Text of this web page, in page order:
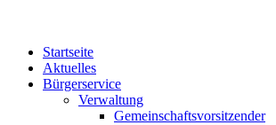
Startseite
Aktuelles
Bürgerservice
Verwaltung
Gemeinschaftsvorsitzender